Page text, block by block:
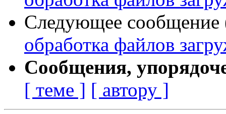
Следующее сообщение
обработка файлов
Сообщения,
[ теме ] [ автору ]